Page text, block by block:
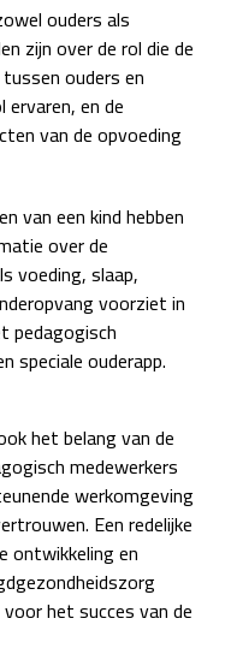
ouders als
zijn over de rol die de
ouders en
en de
van de opvoeding
van een kind hebben
over de
voeding, slaap,
voorziet in
pedagogisch
speciale ouderapp.
het belang van de
medewerkers
werkomgeving
Een redelijke
ontwikkeling en
het succes van de